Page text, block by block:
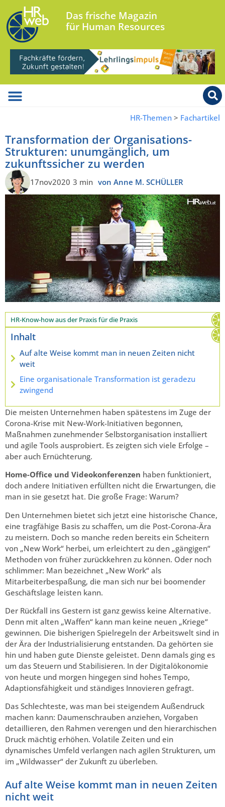
Das frische Magazin
für Human Resources
HR-Themen > Fachartikel
Transformation der Organisations-
Strukturen: unumgänglich, um
zukunftssicher zu werden
17nov2020 3 min von Anne M. SCHÜLLER
HR-Know-how aus der Praxis für die Praxis
Inhalt
Auf alte Weise kommt man in neuen Zeiten nicht
weit
Eine organisationale Transformation ist geradezu
zwingend
Die meisten Unternehmen haben spätestens im Zuge der
Corona-Krise mit New-Work-Initiativen begonnen,
Maßnahmen zunehmender Selbstorganisation installiert
und agile Tools ausprobiert. Es zeigten sich viele Erfolge –
aber auch Ernüchterung.
Home-Office und Videokonferenzen haben funktioniert,
doch andere Initiativen erfüllten nicht die Erwartungen, die
man in sie gesetzt hat. Die große Frage: Warum?
Den Unternehmen bietet sich jetzt eine historische Chance,
eine tragfähige Basis zu schaffen, um die Post-Corona-Ära
zu meistern. Doch so manche reden bereits ein Scheitern
von „New Work“ herbei, um erleichtert zu den „gängigen“
Methoden von früher zurückkehren zu können. Oder noch
schlimmer: Man bezeichnet „New Work“ als
Mitarbeiterbespaßung, die man sich nur bei boomender
Geschäftslage leisten kann.
Der Rückfall ins Gestern ist ganz gewiss keine Alternative.
Denn mit alten „Waffen“ kann man keine neuen „Kriege“
gewinnen. Die bisherigen Spielregeln der Arbeitswelt sind in
der Ära der Industrialisierung entstanden. Da gehörten sie
hin und haben gute Dienste geleistet. Denn damals ging es
um das Steuern und Stabilisieren. In der Digitalökonomie
von heute und morgen hingegen sind hohes Tempo,
Adaptionsfähigkeit und ständiges Innovieren gefragt.
Das Schlechteste, was man bei steigendem Außendruck
machen kann: Daumenschrauben anziehen, Vorgaben
detaillieren, den Rahmen verengen und den hierarchischen
Druck mächtig erhöhen. Volatile Zeiten und ein
dynamisches Umfeld verlangen nach agilen Strukturen, um
im „Wildwasser“ der Zukunft zu überleben.
Auf alte Weise kommt man in neuen Zeiten
nicht weit